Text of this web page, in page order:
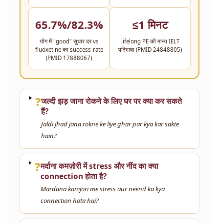
65.7%/82.3%
योग में "good" सुधार दर vs
fluoxetine का success-rate
(PMID 17888067)
≤1 मिनट
lifelong PE की मान्य IELT
परिभाषा (PMID 24848805)
❓जल्दी झड़ जाना रोकने के लिए घर पर क्या कर सकते
हैं?
Jaldi jhad jana rokne ke liye ghar par kya kar sakte
hain?
❓मर्दाना कमज़ोरी में stress और नींद का क्या
connection होता है?
Mardana kamjori me stress aur neend ka kya
connection hota hai?